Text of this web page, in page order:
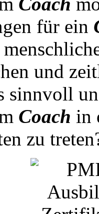
für ein
und
sinnvoll
Coach in
zu